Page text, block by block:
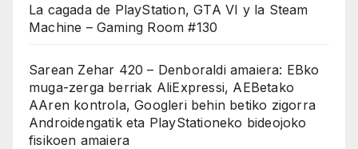
La cagada de PlayStation, GTA VI y la Steam
Machine – Gaming Room #130
Sarean Zehar 420 – Denboraldi amaiera: EBko
muga-zerga berriak AliExpressi, AEBetako
AAren kontrola, Googleri behin betiko zigorra
Androidengatik eta PlayStationeko bideojoko
fisikoen amaiera